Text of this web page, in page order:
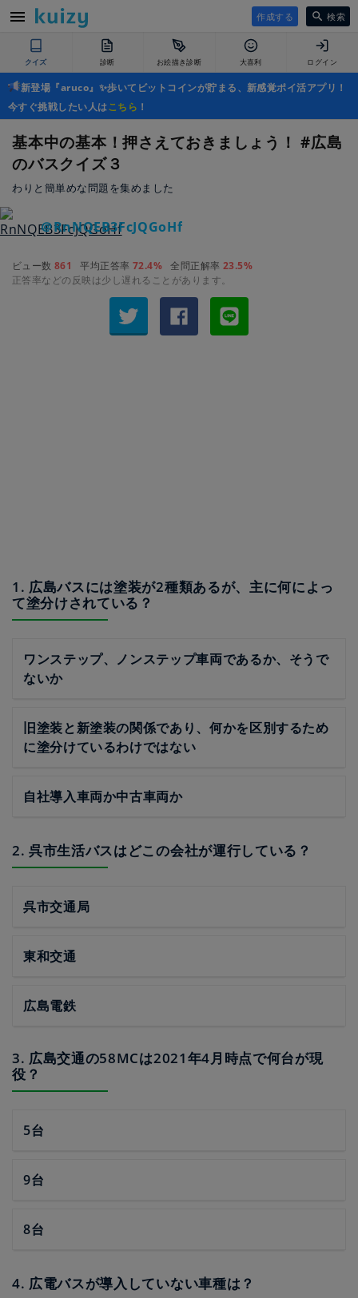
作成する 検索
クイズ 診断 お絵描き診断 大喜利 ログイン
新登場『aruco』✨歩いてビットコインが貯まる、新感覚ポイ活アプリ！
今すぐ挑戦したい人はこちら ！
基本中の基本！押さえておきましょう！ #広島
のバスクイズ３
わりと簡単めな問題を集めました
＠RnNQEB3FcJQGoHf
ビュー数 861 平均正答率 72.4% 全問正解率 23.5%
正答率などの反映は少し遅れることがあります。
1. 広島バスには塗装が2種類あるが、主に何によっ
て塗分けされている？
ワンステップ、ノンステップ車両であるか、そうで
ないか
旧塗装と新塗装の関係であり、何かを区別するため
に塗分けているわけではない
自社導入車両か中古車両か
2. 呉市生活バスはどこの会社が運行している？
呉市交通局
東和交通
広島電鉄
3. 広島交通の58MCは2021年4月時点で何台が現
役？
5台
9台
8台
4. 広電バスが導入していない車種は？